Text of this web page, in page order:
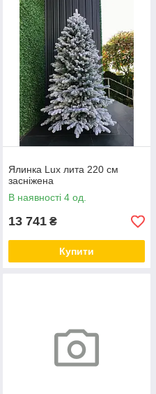
Ялинка Lux лита 220 см
засніжена
В наявності 4 од.
13 741 ₴
Купити